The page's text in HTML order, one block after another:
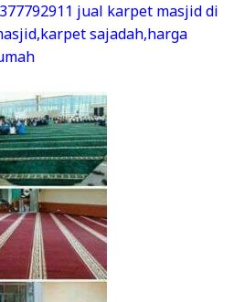
jual karpet masjid di
sajadah,harga